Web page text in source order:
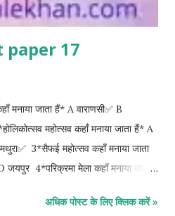
17
जाता हैं* A वाराणसी✅ B
महोत्सव कहाँ मनाया जाता हैं* A
3*सैफई महोत्सव कहाँ मनाया जाता
जयपुर 4*परिक्रमा मेला कहाँ मनाया जाता
बंगाल C उड़ीसा D राजस्थान 6*गनपती
अधिक पोस्ट के लिए क्लिक करें »